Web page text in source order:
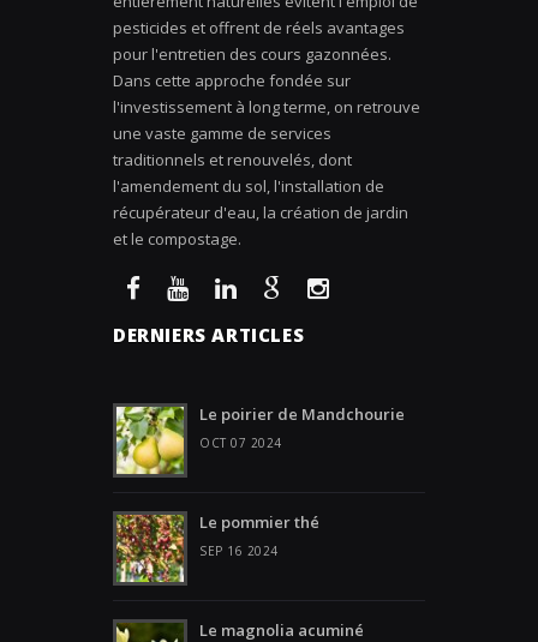
pesticides et offrent de réels avantages
pour l'entretien des cours gazonnées.
Dans cette approche fondée sur
l'investissement à long terme, on retrouve
une vaste gamme de services
traditionnels et renouvelés, dont
l'amendement du sol, l'installation de
récupérateur d'eau, la création de jardin
et le compostage.
DERNIERS ARTICLES
Le poirier de Mandchourie
OCT 07 2024
Le pommier thé
SEP 16 2024
Le magnolia acuminé